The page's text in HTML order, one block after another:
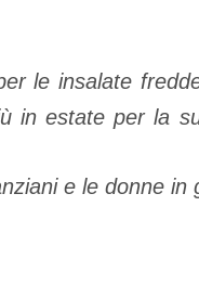
le insalate
in estate per la
e le donne in